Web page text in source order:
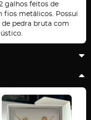
galhos feitos de
fios metálicos. Possui
pedra bruta com